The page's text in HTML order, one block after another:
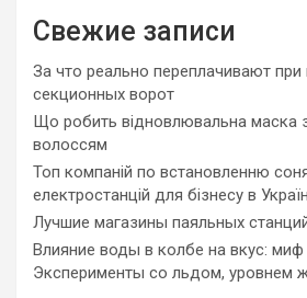
Свежие записи
За что реально переплачивают при
секционных ворот
Що робить відновлювальна маска
волоссям
Топ компаній по встановленню
електростанцій для бізнесу в
Лучшие магазины паяльных
Влияние воды в колбе на вкус: миф
Эксперименты со льдом, уровнем